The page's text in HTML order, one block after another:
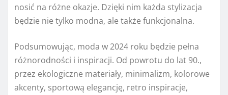
nosić na różne okazje. Dzięki nim każda stylizacja
będzie nie tylko modna, ale także funkcjonalna.
Podsumowując, moda w 2024 roku będzie pełna
różnorodności i inspiracji. Od powrotu do lat 90.,
przez ekologiczne materiały, minimalizm, kolorowe
akcenty, sportową elegancję, retro inspiracje,